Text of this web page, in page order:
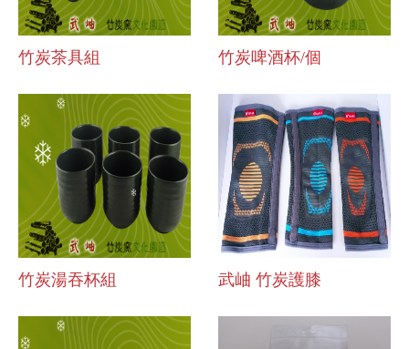
竹炭茶具組 竹炭啤酒杯/個
竹炭湯吞杯組 武岫 竹炭護膝